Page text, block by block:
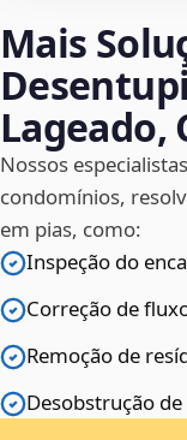
Mais
Lageado,
Nossos
condomínios,
em pias, como:
Inspeção do
Correção de
Remoção de
Desobstrução